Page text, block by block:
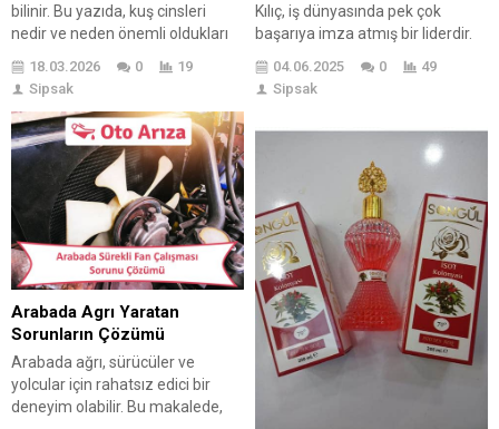
bilinir. Bu yazıda, kuş cinsleri
nedir ve neden önemli oldukları
özellikleri ve sınıflandırmaları
detaylandırılırken, her bir cinsin
beslenme ve bakım
gereksinimleri hakkında bilgi
verilmektedir. Ayrıca, kuş cinsleri
ile ilgili yaygın
yanlışlar ve gerçekler de
açıklanarak, merak edilen
konular aydınlatılmaktadır. Son...
18.03.2026 0
19
Sipsak
Kılıç, iş dünyasında pek çok
başarıya imza atmış bir liderdir.
becerileri ve stratejik karar alma
yetenekleri ile tanınmaktadır. Bu
liderlerden ayıran en önemli
unsurlar arasındadır. Herkesin
dikkatini çeken bu karakter,
birçok kişi için ilham kaynağı
olmuştur. Girişimcilik...
04.06.2025 0
49
Sipsak
Arabada Agrı Yaratan
Sorunların Çözümü
Arabada ağrı, sürücüler ve
yolcular için rahatsız edici bir
deneyim olabilir. Bu makalede,